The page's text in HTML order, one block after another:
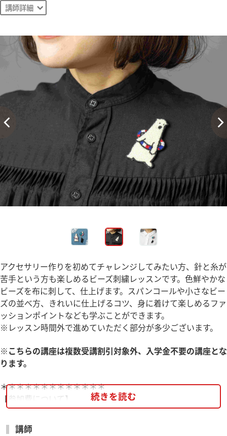
講師詳細
アクセサリー作りを初めてチャレンジしてみたい方、針と糸が
苦手という方も楽しめるビーズ刺繍レッスンです。色鮮やかな
ビーズを布に刺して、仕上げます。スパンコールや小さなビー
ズの並べ方、きれいに仕上げるコツ、身に着けて楽しめるファ
ッションポイントなども学ぶことができます。
※レッスン時間外で進めていただく部分が多少ございます。
※こちらの講座は複数受講割引対象外、入学金不要の講座とな
ります。
＊＊＊＊＊＊＊＊＊＊＊＊＊
【参加費について】
・別途教材費(送料含）とその他(運営維持費165円×回数)が必
要となります。
続きを読む
講師